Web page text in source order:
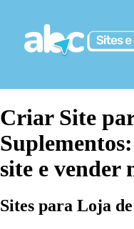
Criar Site
site e vender
Sites para Loja